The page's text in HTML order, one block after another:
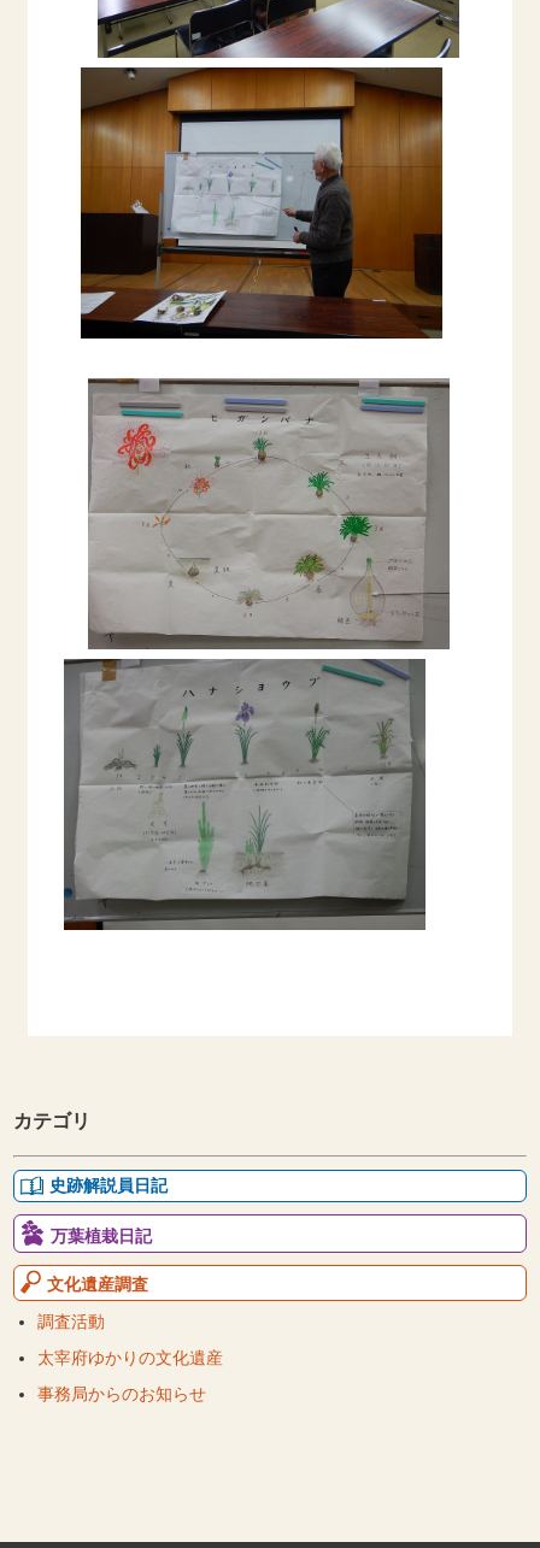
カテゴリ
史跡解説員日記
万葉植栽日記
文化遺産調査
調査活動
太宰府ゆかりの文化遺産
事務局からのお知らせ